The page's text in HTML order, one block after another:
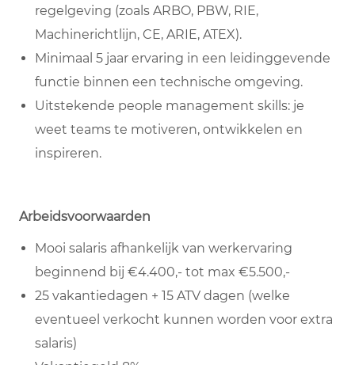
regelgeving (zoals ARBO, PBW, RIE,
Machinerichtlijn, CE, ARIE, ATEX).
Minimaal 5 jaar ervaring in een leidinggevende
functie binnen een technische omgeving.
Uitstekende people management skills: je
weet teams te motiveren, ontwikkelen en
inspireren.
Arbeidsvoorwaarden
Mooi salaris afhankelijk van werkervaring
beginnend bij €4.400,- tot max €5.500,-
25 vakantiedagen + 15 ATV dagen (welke
eventueel verkocht kunnen worden voor extra
salaris)